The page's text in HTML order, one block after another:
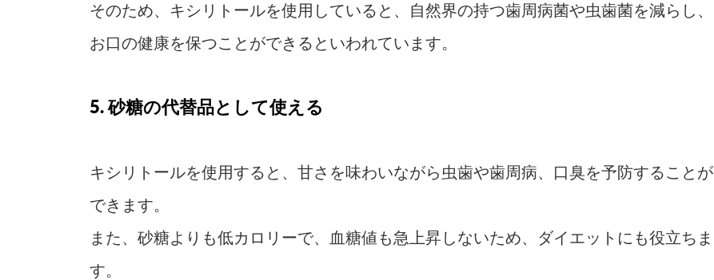
そのため、キシリトールを使用していると、自然界の持つ歯周病菌や虫歯菌を減らし、
お口の健康を保つことができるといわれています。
5. 砂糖の代替品として使える
キシリトールを使用すると、甘さを味わいながら虫歯や歯周病、口臭を予防することが
できます。
また、砂糖よりも低カロリーで、血糖値も急上昇しないため、ダイエットにも役立ちま
す。